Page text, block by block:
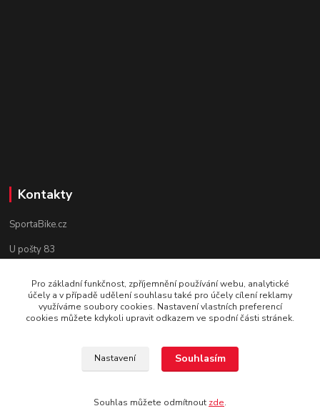
Kontakty
SportaBike.cz
U pošty 83
tel.: +420 736 274 612
e-mail: info@sportabike.cz
Vytvořeno systémem www.eshop-rychle.cz
Pro základní funkčnost, zpříjemnění používání webu, analytické
účely a v případě udělení souhlasu také pro účely cílení reklamy
využíváme soubory cookies. Nastavení vlastních preferencí
cookies můžete kdykoli upravit odkazem ve spodní části stránek.
Nastavení Souhlasím
Souhlas můžete odmítnout zde.